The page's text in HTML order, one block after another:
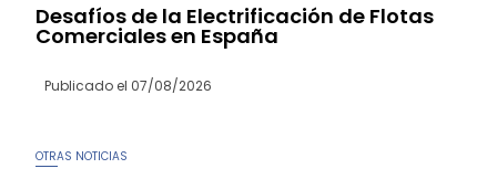
Desafíos de la Electrificación de Flotas
Comerciales en España
Publicado el 07/08/2026
OTRAS NOTICIAS